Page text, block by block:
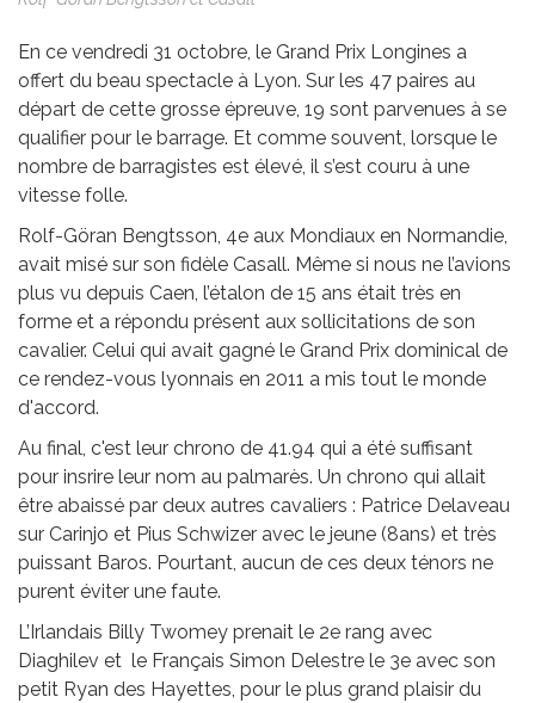
En ce vendredi 31 octobre, le Grand Prix Longines a
offert du beau spectacle à Lyon. Sur les 47 paires au
départ de cette grosse épreuve, 19 sont parvenues à se
qualifier pour le barrage. Et comme souvent, lorsque le
nombre de barragistes est élevé, il s’est couru à une
vitesse folle.
Rolf-Göran Bengtsson, 4e aux Mondiaux en Normandie,
avait misé sur son fidèle Casall. Même si nous ne l’avions
plus vu depuis Caen, l’étalon de 15 ans était très en
forme et a répondu présent aux sollicitations de son
cavalier. Celui qui avait gagné le Grand Prix dominical de
ce rendez-vous lyonnais en 2011 a mis tout le monde
d'accord.
Au final, c'est leur chrono de 41.94 qui a été suffisant
pour insrire leur nom au palmarès. Un chrono qui allait
être abaissé par deux autres cavaliers : Patrice Delaveau
sur Carinjo et Pius Schwizer avec le jeune (8ans) et très
puissant Baros. Pourtant, aucun de ces deux ténors ne
purent éviter une faute.
L’Irlandais Billy Twomey prenait le 2e rang avec
Diaghilev et le Français Simon Delestre le 3e avec son
petit Ryan des Hayettes, pour le plus grand plaisir du